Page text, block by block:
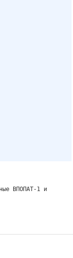
ВПОПАТ-1 и